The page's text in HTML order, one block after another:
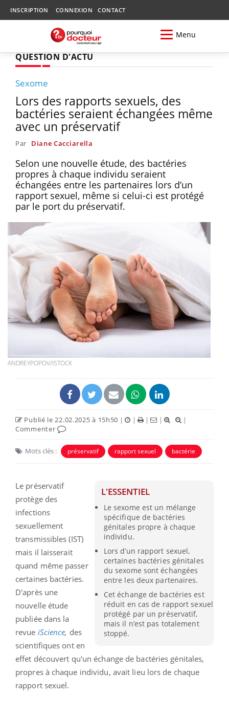
INSCRIPTION CONNEXION CONTACT
Menu
QUESTION D'ACTU
Sexome
Lors des rapports sexuels, des
bactéries seraient échangées même
avec un préservatif
Par Diane Cacciarella
Selon une nouvelle étude, des bactéries
propres à chaque individu seraient
échangées entre les partenaires lors d’un
rapport sexuel, même si celui-ci est protégé
par le port du préservatif.
ANDREYPOPOV/ISTOCK
Publié le 22.02.2025 à 15h50 | | | |
|
Commenter
Mots clés : préservatif rapport sexuel bactérie
L'ESSENTIEL
Le sexome est un mélange
spécifique de bactéries
génitales propre à chaque
individu.
Lors d’un rapport sexuel,
certaines bactéries génitales
du sexome sont échangées
entre les deux partenaires.
Cet échange de bactéries est
réduit en cas de rapport sexuel
protégé par un préservatif,
mais il n’est pas totalement
stoppé.
Le préservatif
protège des
infections
sexuellement
transmissibles (IST)
mais il laisserait
quand même passer
certaines bactéries.
D'après une
nouvelle étude
publiée dans la
revue iScience, des
scientifiques ont en
effet découvert qu'un échange de bactéries génitales,
propres à chaque individu, avait lieu lors de chaque
rapport sexuel.